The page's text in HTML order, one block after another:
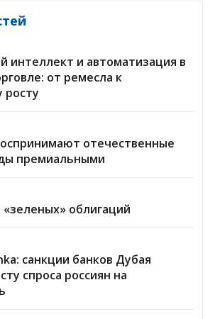
интеллект и автоматизация в
от ремесла к
росту
отечественные
премиальными
облигаций
санкции банков Дубая
спроса россиян на